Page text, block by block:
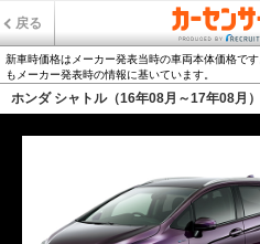
戻る
新車時価格はメーカー発表当時の車両本体価格で
もメーカー発表時の情報に基いています。
ホンダ シャトル（16年08月～17年08月